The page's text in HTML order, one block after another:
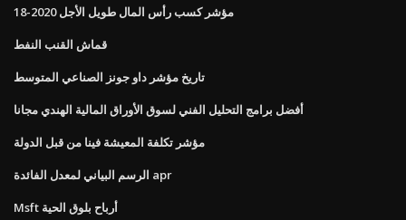
مؤشر كسب رأس المال طويل الأجل 2020-18
قماش القنب النفط
تاريخ مؤشر داو جونز الصناعي المتوسط
أفضل برامج التحليل الفني لسوق الأوراق المالية الهندي مجانا
مؤشر تكلفة المعيشة فينا من قبل الدولة
الرسم البياني لمعدل الفائدة apr
Msft أرباح بلوق الحية